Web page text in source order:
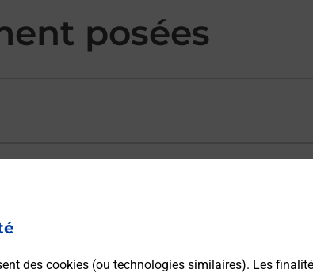
des cookies (ou technologies similaires). Les
posées
?